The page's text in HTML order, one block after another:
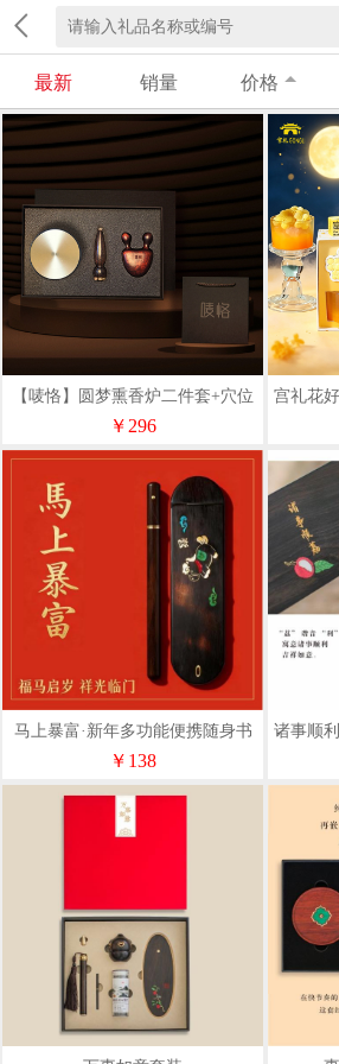
最新 销量 价格
【唛恪】圆梦熏香炉二件套+穴位
棒+眼鼻刮
￥296
宫礼花
马上暴富·新年多功能便携随身书
香礼盒
￥138
诸事顺